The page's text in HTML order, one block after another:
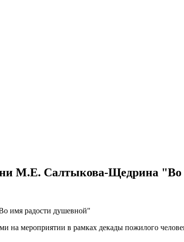
М.Е. Салтыкова-Щедрина
имя радости душевной"
на мероприятии в рамках декады пожилого